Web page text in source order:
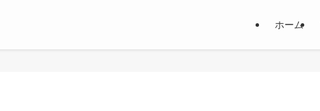
ホーム